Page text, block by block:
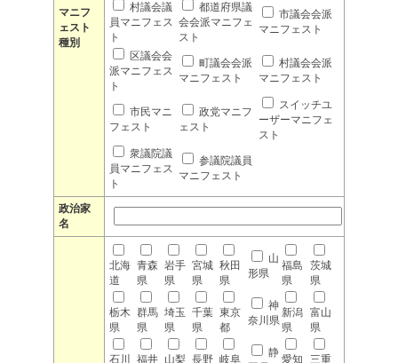
マニフ
ェスト
種別
村議会議
員マニフェス
ト
都道府県議
会会派マニフェ
スト
市議会会派
マニフェスト
区議会会
派マニフェス
ト
町議会会派
マニフェスト
村議会会派
マニフェスト
市民マニ
フェスト
政党マニフ
ェスト
スイッチユ
ーザーマニフェ
スト
衆議院議
員マニフェス
ト
参議院議員
マニフェスト
政治家
名
北海
道
青森
県
岩手
県
宮城
県
秋田
県
山
形県
福島
県
茨城
県
栃木
県
群馬
県
埼玉
県
千葉
県
東京
都
神
奈川県
新潟
県
富山
県
石川
福井 山梨 長野 岐阜
静
愛知
三重